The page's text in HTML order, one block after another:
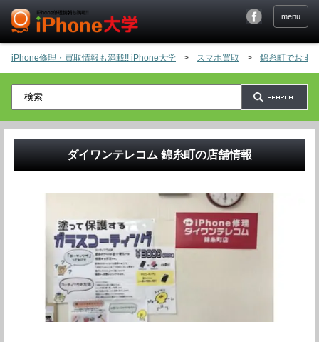
menu
iPhone修理・買取情報も満載!! iPhone大学 > スマホ買取 > 錦糸町でおす
ダイワンテレコム 錦糸町の店舗情報